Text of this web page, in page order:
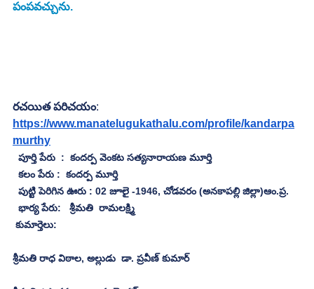
పంపవచ్చును.
రచయిత పరిచయం:
https://www.manatelugukathalu.com/profile/kandarpa
murthy
పూర్తి పేరు  :  కందర్ప వెంకట సత్యనారాయణ మూర్తి
కలం పేరు :  కందర్ప మూర్తి
పుట్టి పెరిగిన ఊరు : 02 జూలై -1946, చోడవరం (అనకాపల్లి జిల్లా)ఆం.ప్ర.
భార్య పేరు:   శ్రీమతి  రామలక్ష్మి
కుమార్తెలు:
శ్రీమతి రాధ విఠాల, అల్లుడు  డా. ప్రవీణ్ కుమార్